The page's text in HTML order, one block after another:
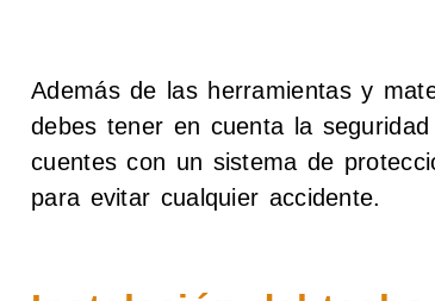
Además de las herramientas y
debes tener en cuenta la
cuentes con un sistema de
para evitar cualquier accidente.